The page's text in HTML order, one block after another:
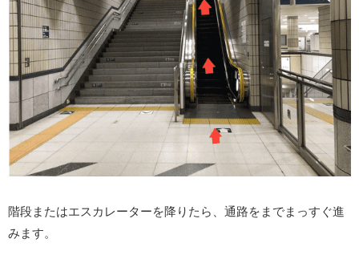
階段またはエスカレーターを降りたら、通路をまでまっすぐ進
みます。